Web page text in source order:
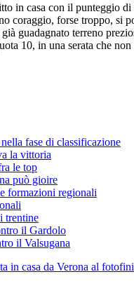
in casa con il punteggio
coraggio, forse troppo, si
guadagnato terreno
10, in una serata che
fase di classificazione
la vittoria
le top
può gioire
formazioni regionali
trentine
il Gardolo
il Valsugana
in casa da Verona al